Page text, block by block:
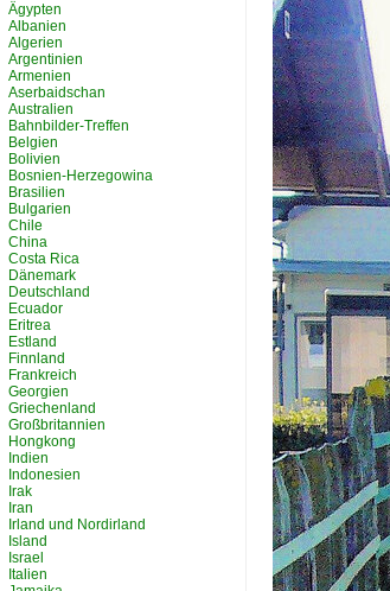
Ägypten
Albanien
Algerien
Argentinien
Armenien
Aserbaidschan
Australien
Bahnbilder-Treffen
Belgien
Bolivien
Bosnien-Herzegowina
Brasilien
Bulgarien
Chile
China
Costa Rica
Dänemark
Deutschland
Ecuador
Eritrea
Estland
Finnland
Frankreich
Georgien
Griechenland
Großbritannien
Hongkong
Indien
Indonesien
Irak
Iran
Irland und Nordirland
Island
Israel
Italien